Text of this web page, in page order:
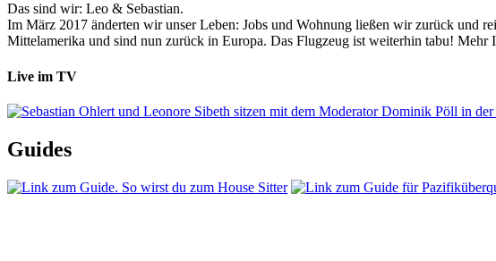
Das sind wir: Leo & Sebastian.
Im März 2017 änderten wir unser Leben: Jobs und Wohnung ließen wir zurück und
Mittelamerika und sind nun zurück in Europa. Das Flugzeug ist weiterhin tabu! Mehr
Live im TV
Guides